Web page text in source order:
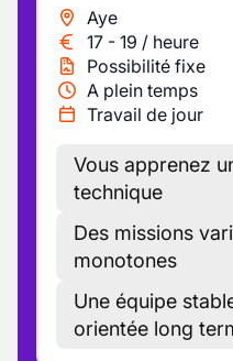
Aye
17 - 19 / heure
Possibilité fixe
A plein temps
Travail de jour
Vous apprenez
technique
Des missions
monotones
Une équipe
orientée long